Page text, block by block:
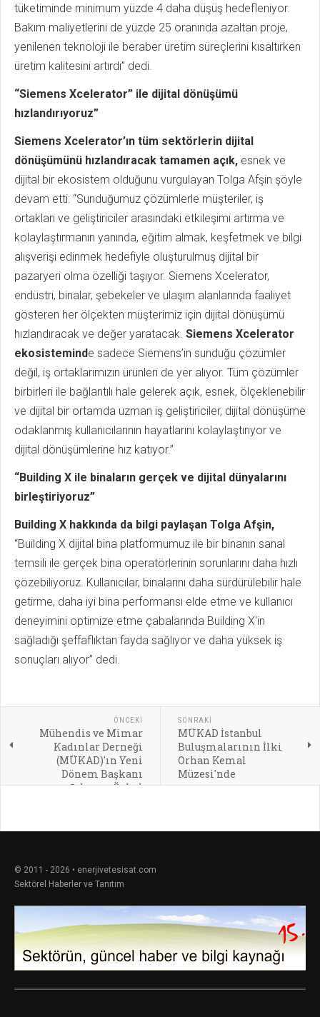
tüketiminde minimum yüzde 4 daha düşüş hedefleniyor.
Bakım maliyetlerini de yüzde 25 oranında azaltan proje,
yenilenen teknoloji ile beraber üretim süreçlerini kısaltırken
üretim kalitesini artırdı” dedi.
“Siemens Xcelerator” ile dijital dönüşümü
hızlandırıyoruz”
Siemens Xcelerator’ın tüm sektörlerin dijital
dönüşümünü hızlandıracak tamamen açık, esnek ve
dijital bir ekosistem olduğunu vurgulayan Tolga Afşin şöyle
devam etti: “Sunduğumuz çözümlerle müşteriler, iş
ortakları ve geliştiriciler arasındaki etkileşimi artırma ve
kolaylaştırmanın yanında, eğitim almak, keşfetmek ve bilgi
alışverişi edinmek hedefiyle oluşturulmuş dijital bir
pazaryeri olma özelliği taşıyor. Siemens Xcelerator,
endüstri, binalar, şebekeler ve ulaşım alanlarında faaliyet
gösteren her ölçekten müşterimiz için dijital dönüşümü
hızlandıracak ve değer yaratacak. Siemens Xcelerator
ekosisteminde sadece Siemens’in sunduğu çözümler
değil, iş ortaklarımızın ürünleri de yer alıyor. Tüm çözümler
birbirleri ile bağlantılı hale gelerek açık, esnek, ölçeklenebilir
ve dijital bir ortamda uzman iş geliştiriciler, dijital dönüşüme
odaklanmış kullanıcılarının hayatlarını kolaylaştırıyor ve
dijital dönüşümlerine hız katıyor.”
“Building X ile binaların gerçek ve dijital dünyalarını
birleştiriyoruz”
Building X hakkında da bilgi paylaşan Tolga Afşin,
“Building X dijital bina platformumuz ile bir binanın sanal
temsili ile gerçek bina operatörlerinin sorunlarını daha hızlı
çözebiliyoruz. Kullanıcılar, binalarını daha sürdürülebilir hale
getirme, daha iyi bina performansı elde etme ve kullanıcı
deneyimini optimize etme çabalarında Building X'in
sağladığı şeffaflıktan fayda sağlıyor ve daha yüksek iş
sonuçları alıyor” dedi.
ÖNCEKI
Mühendis ve Mimar
Kadınlar Derneği
(MÜKAD)'ın Yeni
Dönem Başkanı
Şebnem Özkal
SONRAKI
MÜKAD İstanbul
Buluşmalarının İlki
Orhan Kemal
Müzesi'nde
© 2011 - 2026 • enerjivetesisat.com
Sektörel Haberler ve Tanıtım